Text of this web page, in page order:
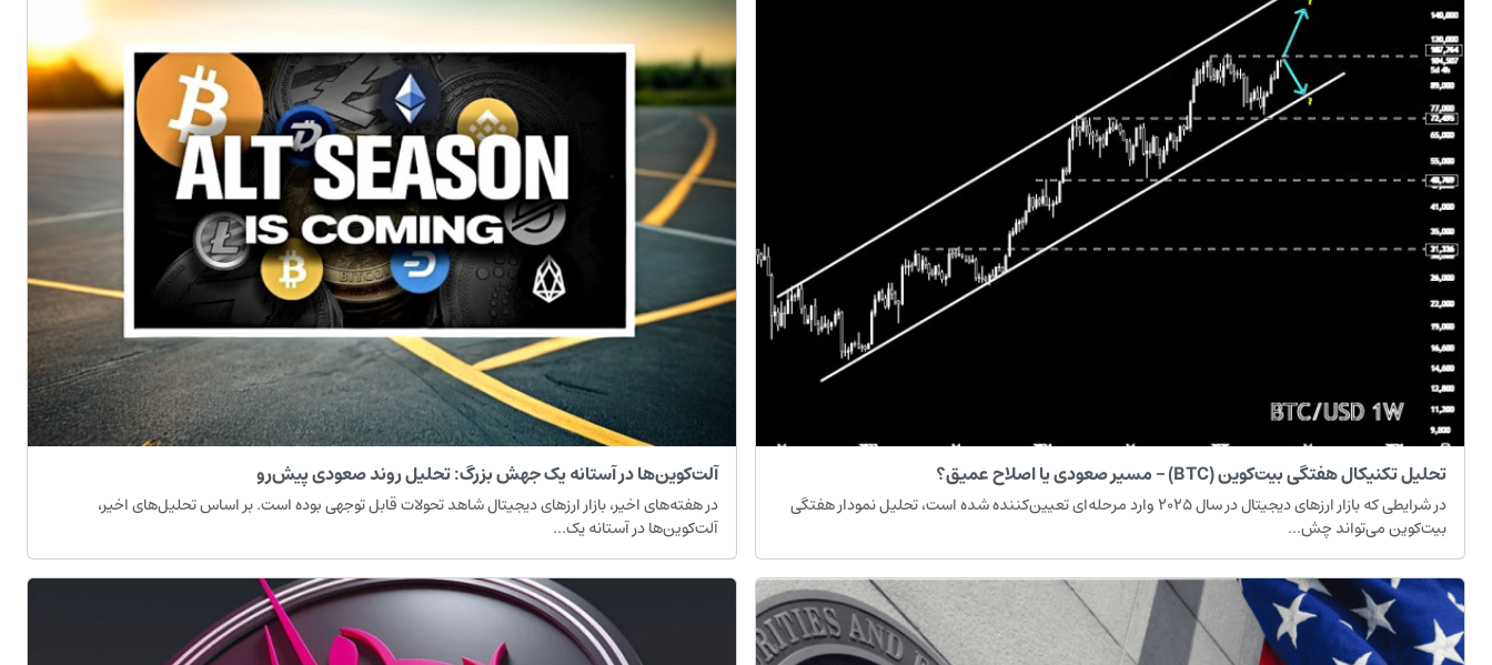
تحلیل تکنیکال هفتگی بیت‌کوین (BTC) – مسیر صعودی یا اصلاح عمیق؟
در شرایطی که بازار ارزهای دیجیتال در سال ۲۰۲۵ وارد مرحله‌ای تعیین‌کننده شده است، تحلیل نمودار هفتگی
بیت‌کوین می‌تواند چش...
آلت‌کوین‌ها در آستانه یک جهش بزرگ: تحلیل روند صعودی پیش‌رو
در هفته‌های اخیر، بازار ارزهای دیجیتال شاهد تحولات قابل توجهی بوده است. بر اساس تحلیل‌های اخیر،
آلت‌کوین‌ها در آستانه یک...